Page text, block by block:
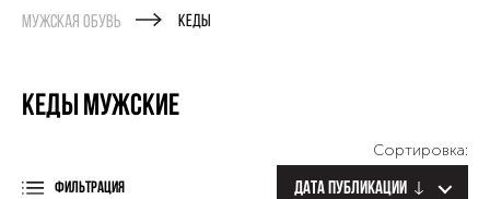
Мужская обувь
Кеды
Кеды мужские
ФИЛЬТРАЦИЯ
Сортировка:
Дата публикации